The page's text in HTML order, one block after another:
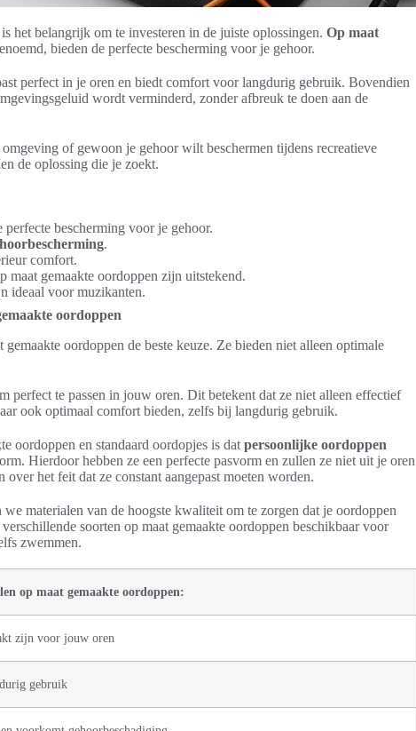
het belangrijk om te investeren in de juiste oplossingen. Op maat
bieden de perfecte bescherming voor je gehoor.
perfect in je oren en biedt comfort voor langdurig gebruik. Bovendien
wordt verminderd, zonder afbreuk te doen aan de
of gewoon je gehoor wilt beschermen tijdens recreatieve
de oplossing die je zoekt.
perfecte bescherming voor je gehoor.
.
comfort.
maat gemaakte oordoppen zijn uitstekend.
ideaal voor muzikanten.
oordoppen
oordoppen de beste keuze. Ze bieden niet alleen optimale
perfect te passen in jouw oren. Dit betekent dat ze niet alleen effectief
ook optimaal comfort bieden, zelfs bij langdurig gebruik.
oordoppen en standaard oordopjes is datpersoonlijke oordoppen
Hierdoor hebben ze een perfecte pasvorm en zullen ze niet uit je oren
het feit dat ze constant aangepast moeten worden.
materialen van de hoogste kwaliteit om te zorgen dat je oordoppen
soorten op maat gemaakte oordoppen beschikbaar voor
zwemmen.
op maat gemaakte oordoppen:
zijn voor jouw oren
gebruik